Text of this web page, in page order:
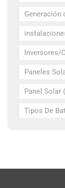
Generación
Inversores/
Paneles
Panel Solar
Tipos De